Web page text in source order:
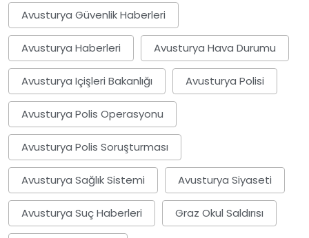
Avusturya Güvenlik Haberleri
Avusturya Haberleri Avusturya Hava Durumu
Avusturya Içişleri Bakanlığı Avusturya Polisi
Avusturya Polis Operasyonu
Avusturya Polis Soruşturması
Avusturya Sağlık Sistemi Avusturya Siyaseti
Avusturya Suç Haberleri Graz Okul Saldırısı